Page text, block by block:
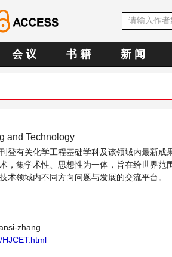
会 议 书 籍 新 闻
and Technology
登有关化学工程基础学科及该领域内最新成
，集学术性、思想性为一体，旨在给世界范
术领域内不同方向问题与发展的交流平台。
zhang